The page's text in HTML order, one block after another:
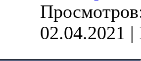
02.04.2021 |